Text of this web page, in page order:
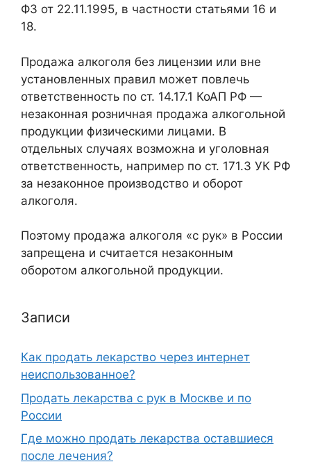
ФЗ от 22.11.1995, в частности статьями 16 и
18.
Продажа алкоголя без лицензии или вне
установленных правил может повлечь
ответственность по ст. 14.17.1 КоАП РФ —
незаконная розничная продажа алкогольной
продукции физическими лицами. В
отдельных случаях возможна и уголовная
ответственность, например по ст. 171.3 УК РФ
за незаконное производство и оборот
алкоголя.
Поэтому продажа алкоголя «с рук» в России
запрещена и считается незаконным
оборотом алкогольной продукции.
Записи
Как продать лекарство через интернет
неиспользованное?
Продать лекарства с рук в Москве и по
России
Где можно продать лекарства оставшиеся
после лечения?